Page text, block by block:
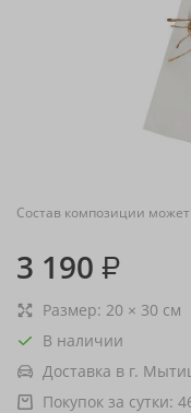
Состав композиции
3 190 ₽
Размер: 20 × 30 см
В наличии
Доставка в г.
Покупок за сутки: